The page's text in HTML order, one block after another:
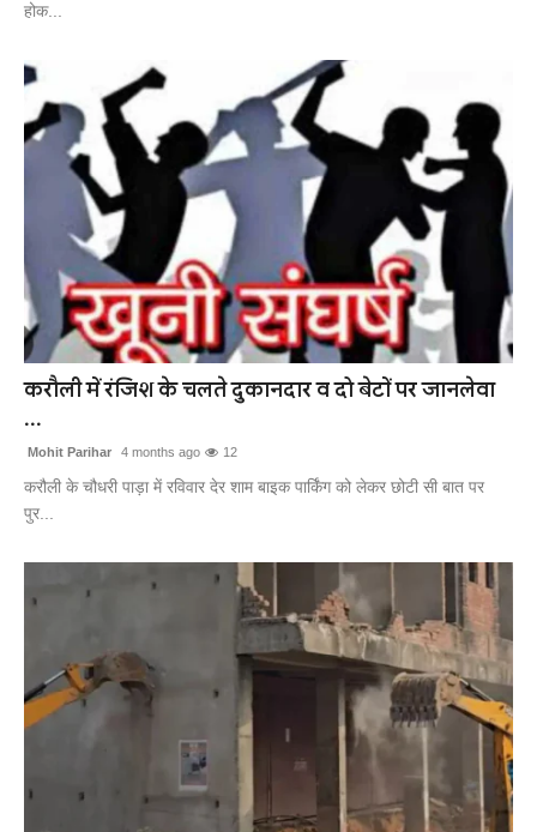
होक...
करौली में रंजिश के चलते दुकानदार व दो बेटों पर जानलेवा
...
Mohit Parihar 4 months ago 12
करौली के चौधरी पाड़ा में रविवार देर शाम बाइक पार्किंग को लेकर छोटी सी बात पर
पुर...